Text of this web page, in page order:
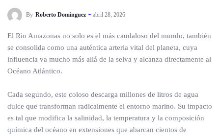
By Roberto Dominguez abril 28, 2026
El Río Amazonas no solo es el más caudaloso del mundo, también
se consolida como una auténtica arteria vital del planeta, cuya
influencia va mucho más allá de la selva y alcanza directamente al
Océano Atlántico.
Cada segundo, este coloso descarga millones de litros de agua
dulce que transforman radicalmente el entorno marino. Su impacto
es tal que modifica la salinidad, la temperatura y la composición
química del océano en extensiones que abarcan cientos de